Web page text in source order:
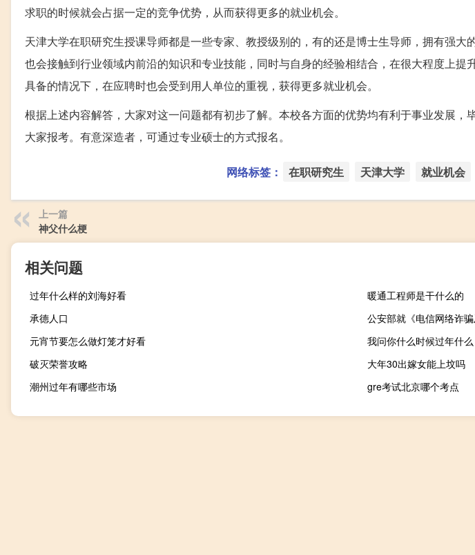
求职的时候就会占据一定的竞争优势，从而获得更多的就业机会。
天津大学在职研究生授课导师都是一些专家、教授级别的，有的还是博士生导师，拥有强大
也会接触到行业领域内前沿的知识和专业技能，同时与自身的经验相结合，在很大程度上提
具备的情况下，在应聘时也会受到用人单位的重视，获得更多就业机会。
根据上述内容解答，大家对这一问题都有初步了解。本校各方面的优势均有利于事业发展，
大家报考。有意深造者，可通过专业硕士的方式报名。
网络标签： 在职研究生 天津大学 就业机会
上一篇
神父什么梗
相关问题
过年什么样的刘海好看
暖通工程师是干什么的
承德人口
公安部就《电信网络诈
元宵节要怎么做灯笼才好看
我问你什么时候过年什么
破灭荣誉攻略
大年30出嫁女能上坟吗
潮州过年有哪些市场
gre考试北京哪个考点